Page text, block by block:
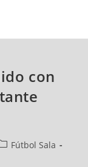
con
Fútbol Sala